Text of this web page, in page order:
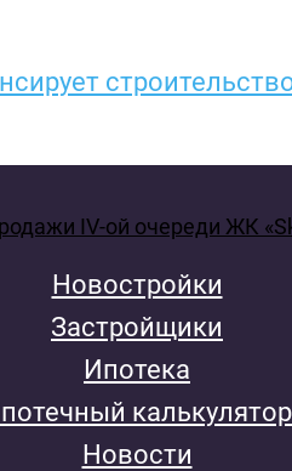
Новостройки
Застройщики
Ипотека
калькулятор
Новости